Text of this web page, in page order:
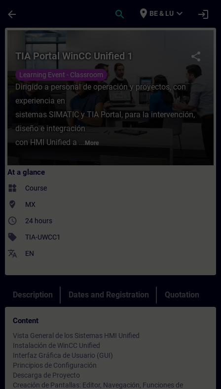
arrow_back search place BE & LU expand_more login
Course - TIA Portal WinCC Unified 1 -
share
TIA Portal WinCC Unified 1
Learning Event - Classroom
Dirigido a personal de operación y proyectos, con
experiencia en
sistemas SIMATIC y TIA Portal, para la intervención,
diseño e integración
con HMI Unified a ... More
At a glance
widgets Course
where_to_vote MX
access_time 24 hours
sell TIA-UWCC1
translate EN
Description Dates and Registration Quotation
Content
Vista General de los Sistemas HMI Unified
Instalación de WinCC Unified
Interfaz Gráfica de Usuario (GUI)
Principios de Configuración
Descarga de Proyecto
Creación de Pantallas: Editor, Navegación, Funciones de